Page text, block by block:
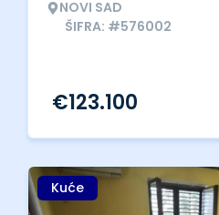
NOVI SAD
ŠIFRA: #576002
€123.100
Kuće